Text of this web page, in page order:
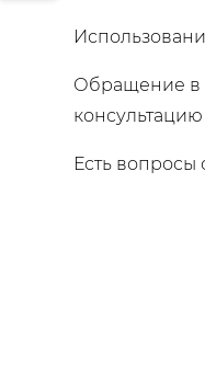
Обращение в
Есть вопросы